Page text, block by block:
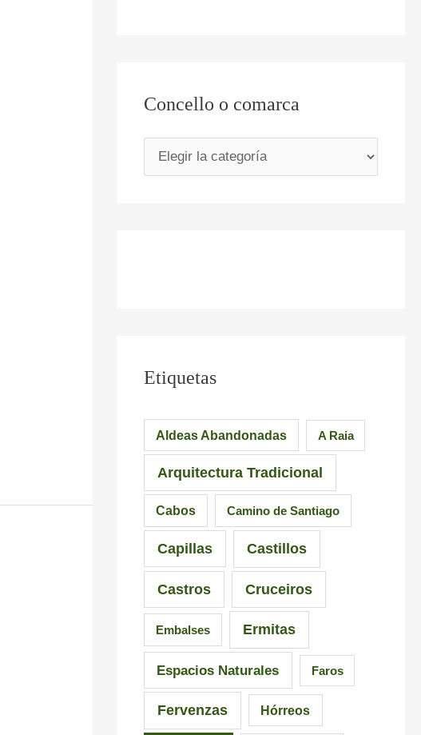
Concello o comarca
Etiquetas
Aldeas Abandonadas A Raia
Arquitectura Tradicional
Cabos Camino de Santiago
Capillas Castillos
Castros Cruceiros
Embalses Ermitas
Espacios Naturales Faros
Fervenzas Hórreos